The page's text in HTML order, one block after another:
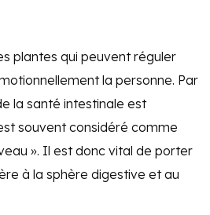
plantes qui peuvent réguler
la personne. Par
la santé intestinale est
souvent considéré comme
». Il est donc vital de porter
à la sphère digestive et au